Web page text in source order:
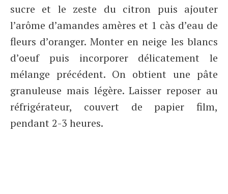
sucre et le zeste du citron puis ajouter
l’arôme d’amandes amères et 1 càs d’eau de
fleurs d’oranger. Monter en neige les blancs
d’oeuf puis incorporer délicatement le
mélange précédent. On obtient une pâte
granuleuse mais légère. Laisser reposer au
réfrigérateur, couvert de papier film,
pendant 2-3 heures.